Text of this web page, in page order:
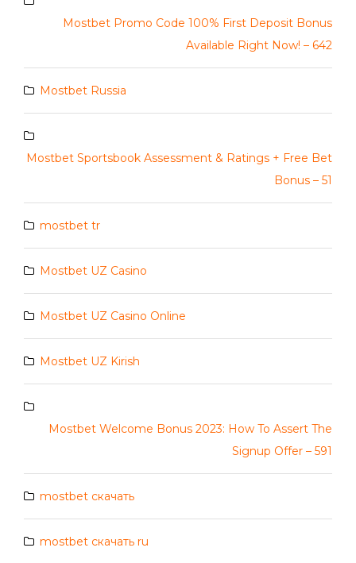
Mostbet Promo Code 100% First Deposit Bonus
Available Right Now! – 642
Mostbet Russia
Mostbet Sportsbook Assessment & Ratings + Free Bet
Bonus – 51
mostbet tr
Mostbet UZ Casino
Mostbet UZ Casino Online
Mostbet UZ Kirish
Mostbet Welcome Bonus 2023: How To Assert The
Signup Offer – 591
mostbet скачать
mostbet скачать ru